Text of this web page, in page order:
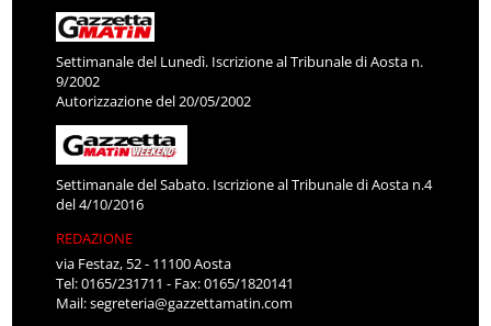
Settimanale del Lunedì. Iscrizione al Tribunale di Aosta n.
9/2002
Autorizzazione del 20/05/2002
Settimanale del Sabato. Iscrizione al Tribunale di Aosta n.4
del 4/10/2016
REDAZIONE
via Festaz, 52 - 11100 Aosta
Tel: 0165/231711 - Fax: 0165/1820141
Mail:segreteria@gazzettamatin.com